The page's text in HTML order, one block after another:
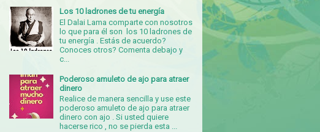
Los 10 ladrones de tu energía
El Dalai Lama comparte con nosotros
lo que para él son los 10 ladrones de
tu energía . Estás de acuerdo?
Conoces otros? Comenta debajo y
c...
Poderoso amuleto de ajo para atraer
dinero
Realice de manera sencilla y use este
poderoso amuleto de ajo para atraer
dinero con ajo . Si usted quiere
hacerse rico , no se pierda esta ...